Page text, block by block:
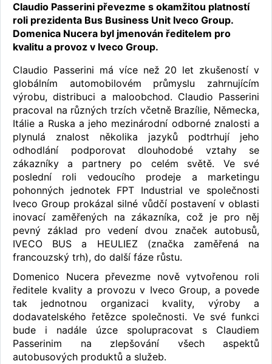
Claudio Passerini převezme s okamžitou platností
roli prezidenta Bus Business Unit Iveco Group.
Domenica Nucera byl jmenován ředitelem pro
kvalitu a provoz v Iveco Group.
Claudio Passerini má více než 20 let zkušeností v
globálním automobilovém průmyslu zahrnujícím
výrobu, distribuci a maloobchod. Claudio Passerini
pracoval na různých trzích včetně Brazílie, Německa,
Itálie a Ruska a jeho mezinárodní odborné znalosti a
plynulá znalost několika jazyků podtrhují jeho
odhodlání podporovat dlouhodobé vztahy se
zákazníky a partnery po celém světě. Ve své
poslední roli vedoucího prodeje a marketingu
pohonných jednotek FPT Industrial ve společnosti
Iveco Group prokázal silné vůdčí postavení v oblasti
inovací zaměřených na zákazníka, což je pro něj
pevný základ pro vedení dvou značek autobusů,
IVECO BUS a HEULIEZ (značka zaměřená na
francouzský trh), do další fáze růstu.
Domenico Nucera převezme nově vytvořenou roli
ředitele kvality a provozu v Iveco Group, a povede
tak jednotnou organizaci kvality, výroby a
dodavatelského řetězce společnosti. Ve své funkci
bude i nadále úzce spolupracovat s Claudiem
Passerinim na zlepšování všech aspektů
autobusových produktů a služeb.